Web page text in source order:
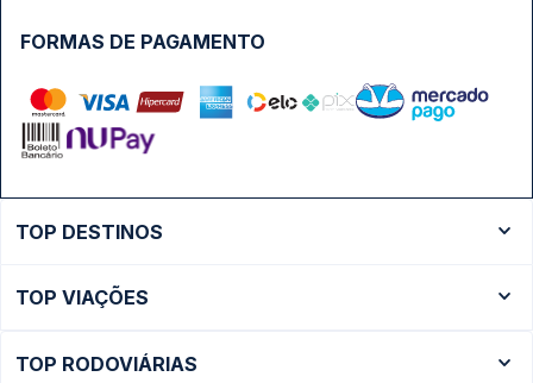
FORMAS DE PAGAMENTO
TOP DESTINOS
Ônibus São Paulo
TOP VIAÇÕES
TOP RODOVIÁRIAS